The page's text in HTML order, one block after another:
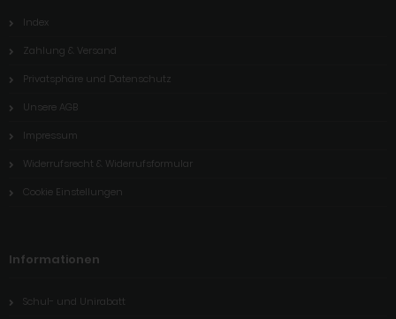
Index
Zahlung & Versand
Privatsphäre und Datenschutz
Unsere AGB
Impressum
Widerrufsrecht & Widerrufsformular
Cookie Einstellungen
Informationen
Schul- und Unirabatt